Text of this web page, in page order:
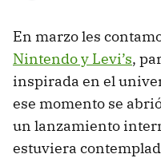
En marzo les
Nintendo y Levi’s,
inspirada en el
ese momento se
un lanzamiento
estuviera